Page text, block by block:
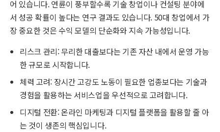
어 있습니다. 연륜이 풍부할수록 기술 창업이나 컨설팅 분야에
서 성공 확률이 높다는 연구 결과도 있습니다. 50대 창업에서 가
장 중요한 것은 수익 모델의 단순화와 지속 가능성입니다.
리스크 관리: 무리한 대출보다는 기존 자산 내에서 운영 가능
한 규모로 시작합니다.
체력 고려: 장시간 고강도 노동이 필요한 업종보다는 기술과
경험을 활용하는 서비스업을 우선적으로 고려합니다.
디지털 전환: 온라인 마케팅과 디지털 플랫폼을 활용할 줄 아
는 것이 생존의 핵심입니다.